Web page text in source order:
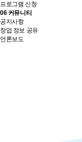
프로그램 신청
06 커뮤니티
공지사항
창업 정보 공유
언론보도